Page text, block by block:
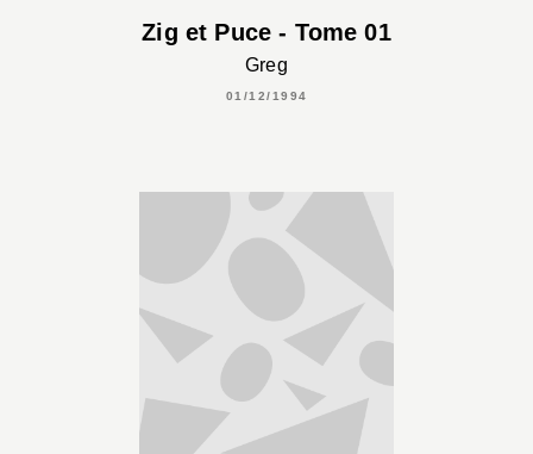
Zig et Puce - Tome 01
Greg
01/12/1994